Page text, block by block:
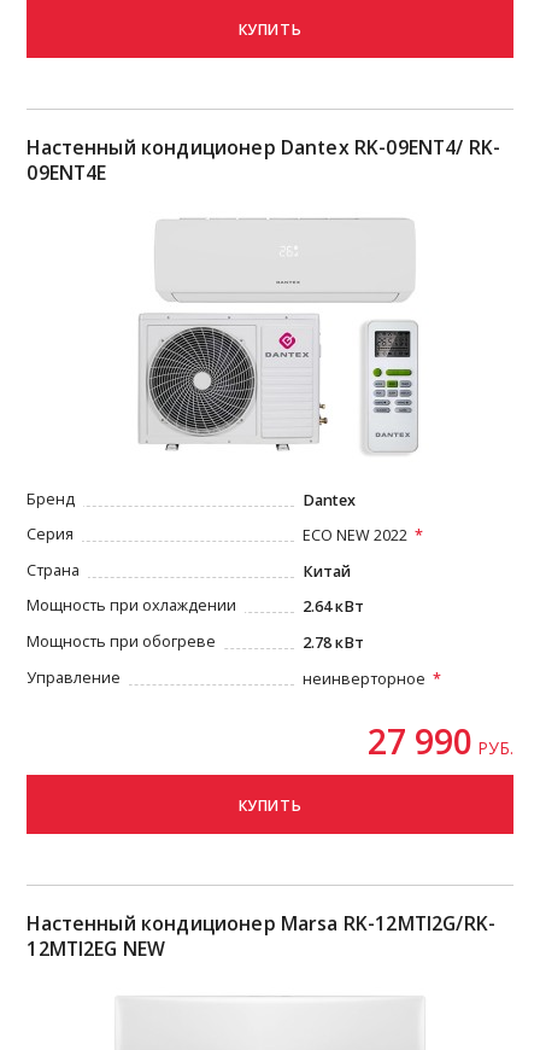
КУПИТЬ
Настенный кондиционер Dantex RK-09ENT4/ RK-
09ENT4E
Бренд
Dantex
Серия
ECO NEW 2022
Страна
Китай
Мощность при охлаждении
2.64 кВт
Мощность при обогреве
2.78 кВт
Управление
неинверторное
27 990 РУБ.
КУПИТЬ
Настенный кондиционер Marsa RK-12MTI2G/RK-
12MTI2EG NEW